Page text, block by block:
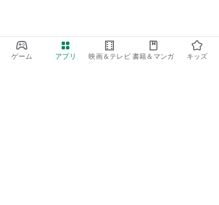
ゲーム アプリ 映画＆テレビ 書籍＆マンガ キッズ